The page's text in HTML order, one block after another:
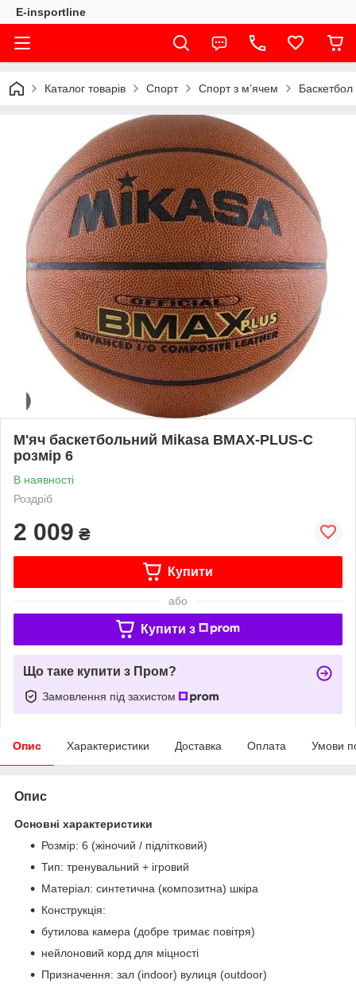
E-insportline
Каталог товарів Спорт Спорт з м’ячем Баскетбол
М'яч баскетбольний Mikasa BMAX-PLUS-C
розмір 6
В наявності
Роздріб
2 009 ₴
Купити
або
Купити з
Що таке купити з Пром?
Замовлення під захистом
Опис Характеристики Доставка Оплата Умови
Опис
Основні характеристики
Розмір: 6 (жіночий / підлітковий)
Тип: тренувальний + ігровий
Матеріал: синтетична (композитна) шкіра
Конструкція:
бутилова камера (добре тримає повітря)
нейлоновий корд для міцності
Призначення: зал (indoor) вулиця (outdoor)